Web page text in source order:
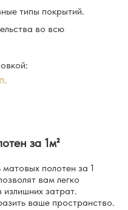
типы покрытий.
во всю
за 1м²
полотен за 1
вам легко
излишних затрат.
ваше пространство.